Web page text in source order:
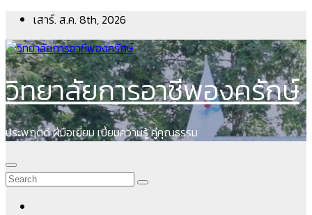
Skip
to
content
เสาร์. ส.ค. 8th, 2026
วิทยาลัยการอาชีพองครักษ์
ประพฤติดี ฝีมือเยี่ยม เปี่ยมความรู้ คู่คุณธรรม